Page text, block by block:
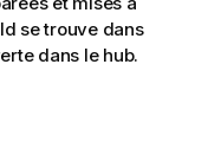
se trouve dans
dans le hub.